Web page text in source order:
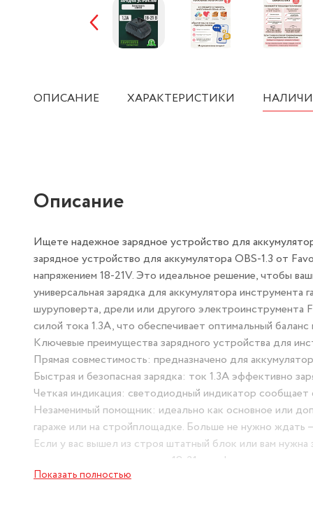
ОПИСАНИЕ ХАРАКТЕРИСТИКИ
Описание
Ищете надежное зарядное устройство для
зарядное устройство для аккумулятора OBS-1.3 от
напряжением 18-21V. Это идеальное решение, чтобы
универсальная зарядка для аккумулятора
шуруповерта, дрели или другого
силой тока 1.3А, что обеспечивает оптимальный
Ключевые преимущества зарядного устройства для
Прямая совместимость: предназначено для
Быстрая и безопасная зарядка: ток 1.3А эффективно
Четкая индикация: светодиодный индикатор сообщает
Незаменимый помощник: идеально как основное или
гараже или на стройплощадке. Больше не нужно ждать
Если у вас вышел из строя штатный блок или вам
аккумулятора шуруповерта 18-21v — официальная и
его оригинальным и качественным источником питания.
Показать полностью